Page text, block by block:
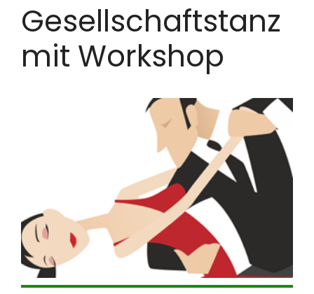
Gesellschaftstanz
mit Workshop